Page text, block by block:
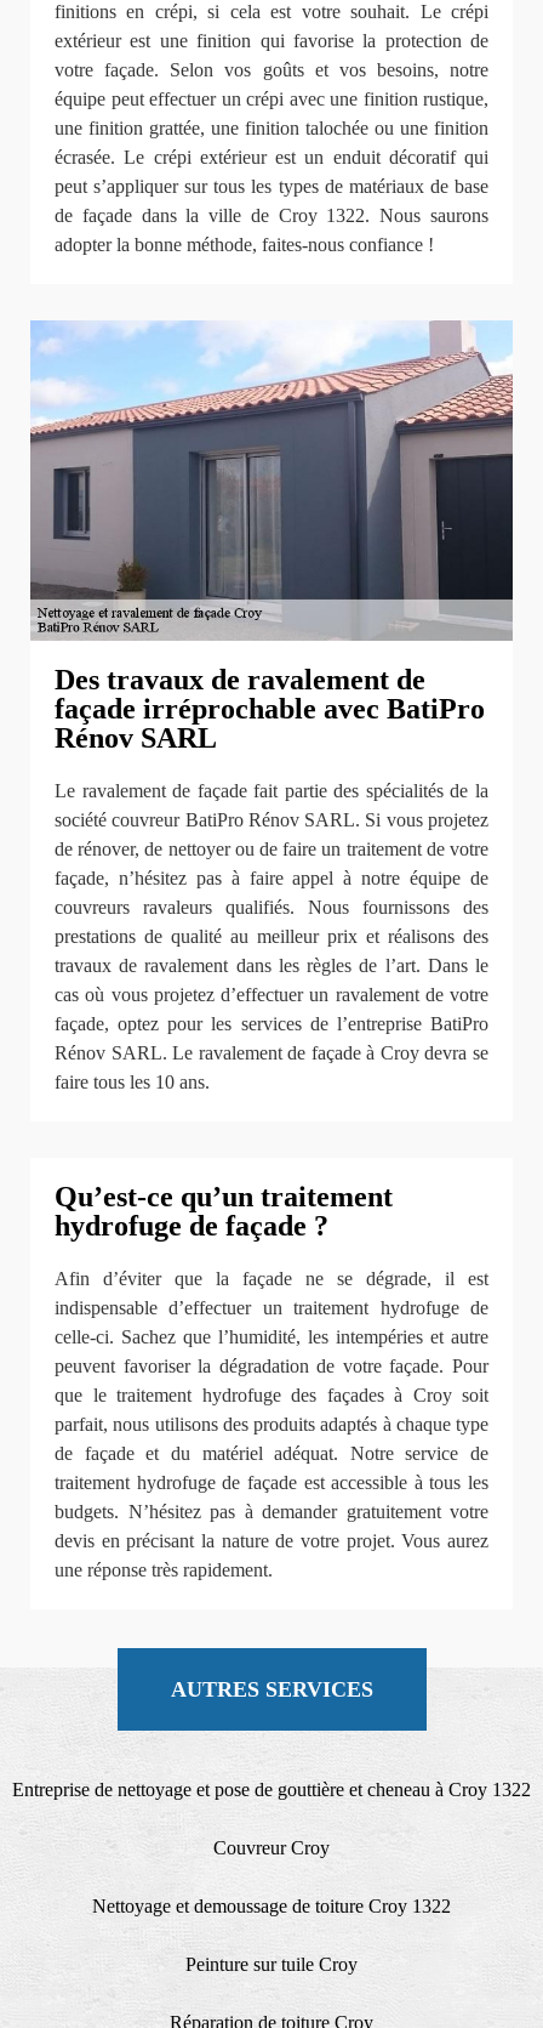
finitions en crépi, si cela est votre souhait. Le crépi
extérieur est une finition qui favorise la protection de
votre façade. Selon vos goûts et vos besoins, notre
équipe peut effectuer un crépi avec une finition rustique,
une finition grattée, une finition talochée ou une finition
écrasée. Le crépi extérieur est un enduit décoratif qui
peut s’appliquer sur tous les types de matériaux de base
de façade dans la ville de Croy 1322. Nous saurons
adopter la bonne méthode, faites-nous confiance !
Des travaux de ravalement de
façade irréprochable avec BatiPro
Rénov SARL
Le ravalement de façade fait partie des spécialités de la
société couvreur BatiPro Rénov SARL. Si vous projetez
de rénover, de nettoyer ou de faire un traitement de votre
façade, n’hésitez pas à faire appel à notre équipe de
couvreurs ravaleurs qualifiés. Nous fournissons des
prestations de qualité au meilleur prix et réalisons des
travaux de ravalement dans les règles de l’art. Dans le
cas où vous projetez d’effectuer un ravalement de votre
façade, optez pour les services de l’entreprise BatiPro
Rénov SARL. Le ravalement de façade à Croy devra se
faire tous les 10 ans.
Qu’est-ce qu’un traitement
hydrofuge de façade ?
Afin d’éviter que la façade ne se dégrade, il est
indispensable d’effectuer un traitement hydrofuge de
celle-ci. Sachez que l’humidité, les intempéries et autre
peuvent favoriser la dégradation de votre façade. Pour
que le traitement hydrofuge des façades à Croy soit
parfait, nous utilisons des produits adaptés à chaque type
de façade et du matériel adéquat. Notre service de
traitement hydrofuge de façade est accessible à tous les
budgets. N’hésitez pas à demander gratuitement votre
devis en précisant la nature de votre projet. Vous aurez
une réponse très rapidement.
AUTRES SERVICES
Entreprise de nettoyage et pose de gouttière et cheneau à Croy 1322
Couvreur Croy
Nettoyage et demoussage de toiture Croy 1322
Peinture sur tuile Croy
Réparation de toiture Croy